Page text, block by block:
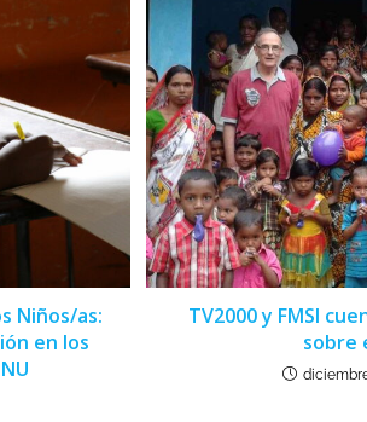
Niños/as:
en los
TV2000 y FMSI
sobre